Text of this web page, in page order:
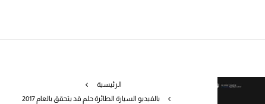
الرئيسية
بالفيديو السيارة الطائرة حلم قد يتحقق بالعام 2017